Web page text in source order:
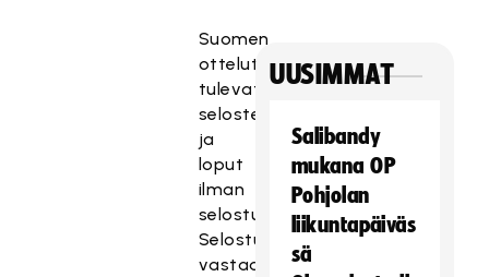
Suomen
ottelut
tulevat
selostettuina
ja
loput
ilman
selostusta.
Selostuksesta
vastaa
UUSIMMAT
Salibandy
mukana OP
Pohjolan
liikuntapäiväs
sä